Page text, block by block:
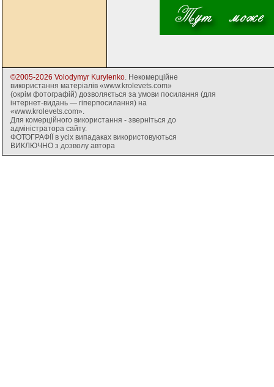
©2005-2026 Volodymyr Kurylenko . Некомерційне
використання матеріалів «www.krolevets.com»
(окрім фотографій) дозволяється за умови посилання (для
інтернет-видань — гіперпосилання) на
«www.krolevets.com».
Для комерційного використання - зверніться до
адміністратора сайту.
ФОТОГРАФІЇ в усіх випадаках використовуються
ВИКЛЮЧНО з дозволу автора